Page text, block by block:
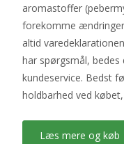
aromastoffer
forekomme
altid
har spørgsmål,
kundeservice. Bedst
holdbarhed ved
Læs mere og køb